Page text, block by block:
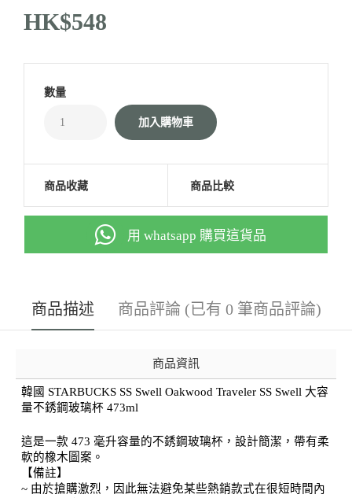
HK$548
數量
商品收藏 商品比較
用 whatsapp 購買這貨品
商品描述 商品評論 (已有 0 筆商品評論)
商品資訊
韓國 STARBUCKS SS Swell Oakwood Traveler SS Swell 大容
量不銹鋼玻璃杯 473ml
這是一款 473 毫升容量的不銹鋼玻璃杯，設計簡潔，帶有柔
軟的橡木圖案。
【備註】
~ 由於搶購激烈，因此無法避免某些熱銷款式在很短時間內